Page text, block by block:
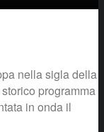
nella sigla della
programma
in onda il